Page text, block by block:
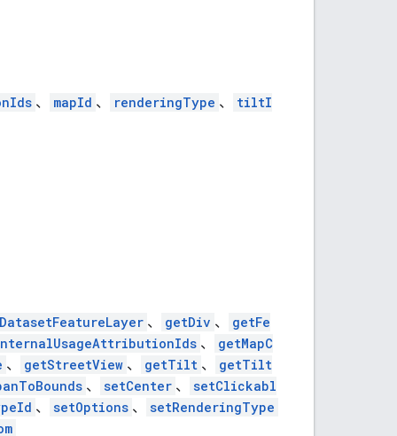
、 mapId 、 renderingType 、 tiltI
、 getDiv 、
getFe
、
getMapC
、 getStreetView 、 getTilt 、
getTilt
、 setCenter 、
setClickabl
、 setOptions 、
setRenderingType